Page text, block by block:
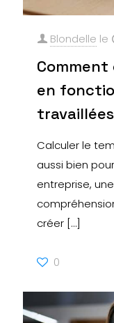
Blondelle le
en
Calculer le
aussi bien
entreprise,
créer […]
0